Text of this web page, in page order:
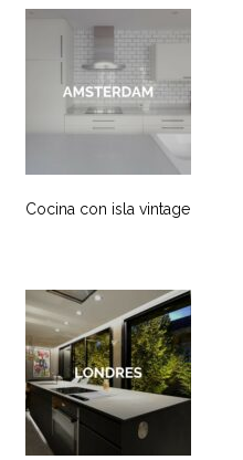
Cocina con isla vintage